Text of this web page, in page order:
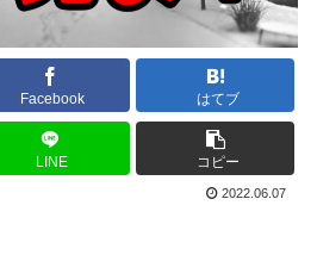
Facebook はてブ
LINE コピー
2022.06.07